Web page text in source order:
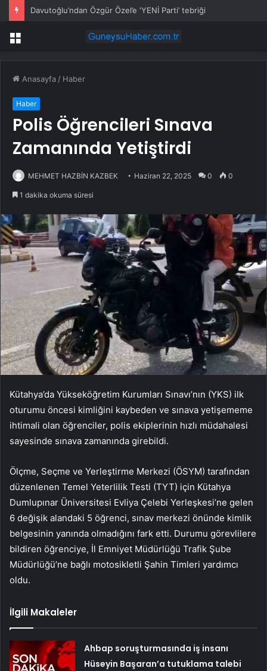
Davutoğlu’ndan Özgür Özel’e ‘YENİ Parti’ tebriği
Menü
Anasayfa / Haber
Haber
Polis Öğrencileri Sınava
Zamanında Yetiştirdi
MEHMET HAZBİN KAZBEK Haziran 22, 2025 0 0
1 dakika okuma süresi
Kütahya’da Yükseköğretim Kurumları Sınavı’nın (YKS) ilk
oturumu öncesi kimliğini kaybeden ve sınava yetişememe
ihtimali olan öğrenciler, polis ekiplerinin hızlı müdahalesi
sayesinde sınava zamanında girebildi.
Ölçme, Seçme ve Yerleştirme Merkezi (ÖSYM) tarafından
düzenlenen Temel Yeterlilik Testi (TYT) için Kütahya
Dumlupınar Üniversitesi Evliya Çelebi Yerleşkesi’ne gelen
6 değişik alandaki 5 öğrenci, sınav merkezi önünde kimlik
belgesinin yanında olmadığını fark etti. Durumu görevlilere
bildiren öğrenciye, İl Emniyet Müdürlüğü Trafik Şube
Müdürlüğü’ne bağlı motosikletli Şahin Timleri yardımcı
oldu.
İlgili Makaleler
Ahbap soruşturmasında iş insanı
Hüseyin Başaran’a tutuklama talebi